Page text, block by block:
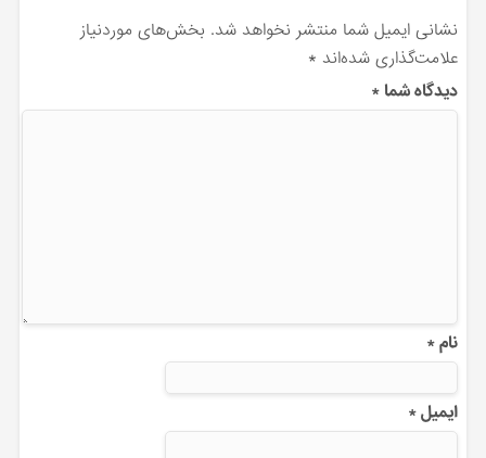
نشانی ایمیل شما منتشر نخواهد شد. بخش‌های موردنیاز
علامت‌گذاری شده‌اند *
دیدگاه شما*
نام*
ایمیل*